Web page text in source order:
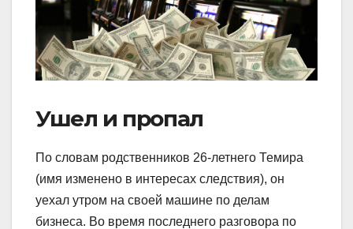
Ушел и пропал
По словам родственников 26-летнего Темира
(имя изменено в интересах следствия), он
уехал утром на своей машине по делам
бизнеса. Во время последнего разговора по